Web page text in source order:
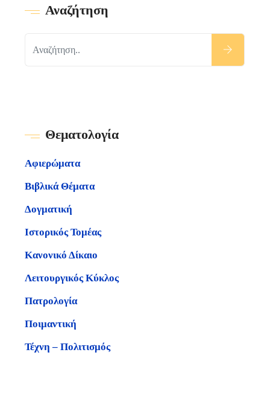
Αναζήτηση
Θεματολογία
Αφιερώματα
Βιβλικά Θέματα
Δογματική
Ιστορικός Τομέας
Κανονικό Δίκαιο
Λειτουργικός Κύκλος
Πατρολογία
Ποιμαντική
Τέχνη – Πολιτισμός